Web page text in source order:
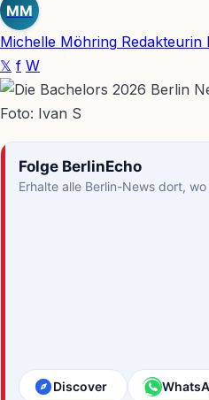
MM
Michelle Möhring Redakteurin
𝕏 f W
Foto: Ivan S
Folge BerlinEcho
Erhalte alle Berlin-News dort,
Discover